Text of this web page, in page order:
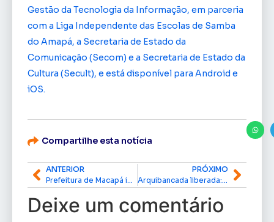
Gestão da Tecnologia da Informação, em parceria
com a Liga Independente das Escolas de Samba
do Amapá, a Secretaria de Estado da
Comunicação (Secom) e a Secretaria de Estado da
Cultura (Secult), e está disponível para Android e
iOS.
Compartilhe esta notícia
ANTERIOR
Prefeitura de Macapá investe mais de R$ 2,8 milhões no Carnaval 2026 e anuncia programação do Orla Folia
PRÓXIMO
Arquibancada liberada: Veja o que levar para o desfile das escolas de samba
Deixe um comentário